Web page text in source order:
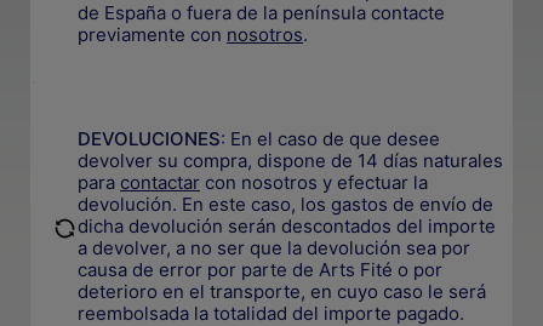
de España o fuera de la península contacte
previamente con nosotros.
DEVOLUCIONES: En el caso de que desee
devolver su compra, dispone de 14 días naturales
para contactar con nosotros y efectuar la
devolución. En este caso, los gastos de envío de
dicha devolución serán descontados del importe
a devolver, a no ser que la devolución sea por
causa de error por parte de Arts Fité o por
deterioro en el transporte, en cuyo caso le será
reembolsada la totalidad del importe pagado.